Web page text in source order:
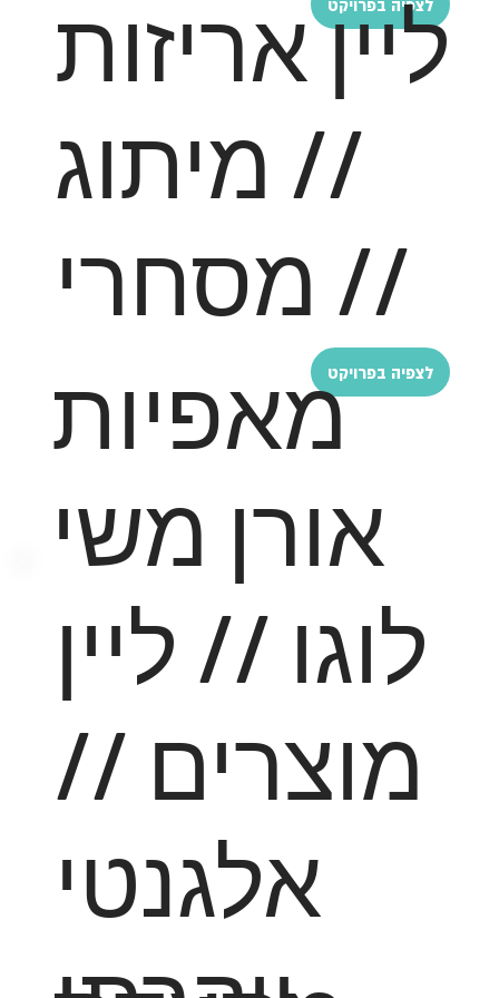
לצפיה בפרויקט
ליין אריזות
// מיתוג
// מסחרי
לצפיה בפרויקט
לוגו // ליין
מוצרים //
אלגנטי
מאפיות
אורן משי